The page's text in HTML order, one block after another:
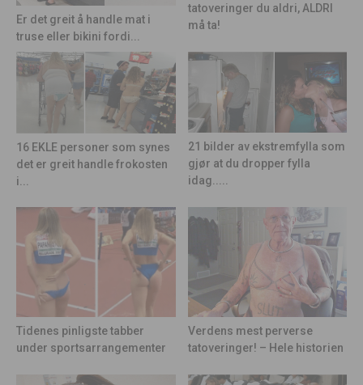
Er det greit å handle mat i
truse eller bikini fordi...
tatoveringer du aldri, ALDRI
må ta!
16 EKLE personer som synes
det er greit handle frokosten
i...
21 bilder av ekstremfylla som
gjør at du dropper fylla
idag.....
Tidenes pinligste tabber
under sportsarrangementer
Verdens mest perverse
tatoveringer! – Hele historien